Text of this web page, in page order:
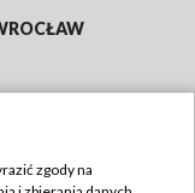
zgody na